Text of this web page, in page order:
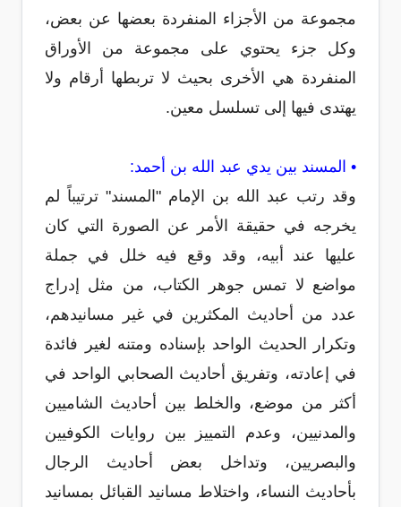
مجموعة من الأجزاء المنفردة بعضها عن بعض،
وكل جزء يحتوي على مجموعة من الأوراق
المنفردة هي الأخرى بحيث لا تربطها أرقام ولا
يهتدى فيها إلى تسلسل معين.
• المسند بين يدي عبد الله بن أحمد:
وقد رتب عبد الله بن الإمام "المسند" ترتيباً لم
يخرجه في حقيقة الأمر عن الصورة التي كان
عليها عند أبيه، وقد وقع فيه خلل في جملة
مواضع لا تمس جوهر الكتاب، من مثل إدراج
عدد من أحاديث المكثرين في غير مسانيدهم،
وتكرار الحديث الواحد بإسناده ومتنه لغير فائدة
في إعادته، وتفريق أحاديث الصحابي الواحد في
أكثر من موضع، والخلط بين أحاديث الشاميين
والمدنيين، وعدم التمييز بين روايات الكوفيين
والبصريين، وتداخل بعض أحاديث الرجال
بأحاديث النساء، واختلاط مسانيد القبائل بمسانيد